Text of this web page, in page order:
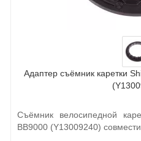
Адаптер съёмник каретки
Съёмник велосипедной
BB9000 (Y13009240)